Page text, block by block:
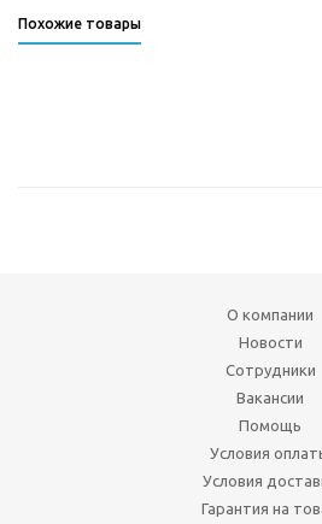
Похожие товары
О компании
Новости
Сотрудники
Вакансии
Помощь
Условия
Условия
Гарантия на